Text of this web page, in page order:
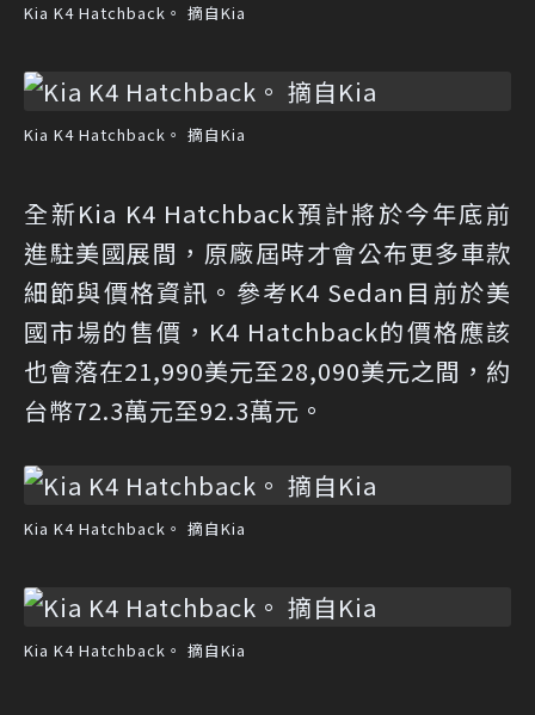
Kia K4 Hatchback。 摘自Kia
Kia K4 Hatchback。 摘自Kia
全新Kia K4 Hatchback預計將於今年底前
進駐美國展間，原廠屆時才會公布更多車款
細節與價格資訊。參考K4 Sedan目前於美
國市場的售價，K4 Hatchback的價格應該
也會落在21,990美元至28,090美元之間，約
台幣72.3萬元至92.3萬元。
Kia K4 Hatchback。 摘自Kia
Kia K4 Hatchback。 摘自Kia